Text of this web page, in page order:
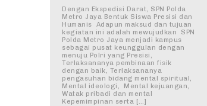
Dengan Ekspedisi Darat, SPN Polda
Metro Jaya Bentuk Siswa Presisi dan
Humanis ‎ ‎Adapun maksud dan tujuan
kegiatan ini adalah mewujudkan SPN
Polda Metro Jaya menjadi kampus
sebagai pusat keunggulan dengan
menuju Polri yang Presisi,
Terlaksananya pembinaan fisik
dengan baik, Terlaksananya
pengasuhan bidang mental spiritual,
Mental ideologi, Mental kejuangan,
Watak pribadi dan mental
Kepemimpinan serta […]